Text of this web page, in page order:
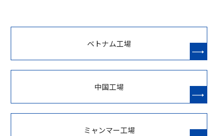
ベトナム工場
中国工場
ミャンマー工場